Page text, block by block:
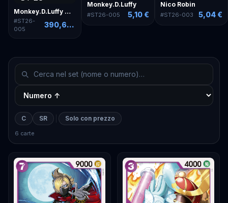
Monkey.D.Luffy — Special Alt Art
#ST26-
005
390,64 €
Monkey.D.Luffy
#ST26-005 5,10 €
Nico Robin
#ST26-003 5,04 €
C SR Solo con prezzo
6 carte